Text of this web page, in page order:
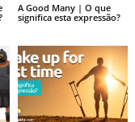
A Good Many | O que
significa esta expressão?